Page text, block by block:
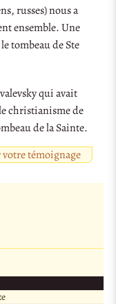
russes) nous a
ensemble. Une
tombeau de Ste
qui avait
christianisme de
de la Sainte.
témoignage